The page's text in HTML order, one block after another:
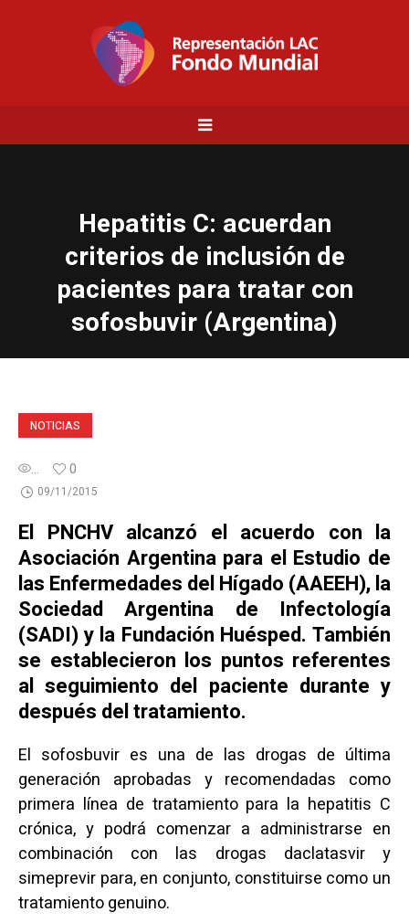
Hepatitis C: acuerdan
criterios de inclusión de
pacientes para tratar con
sofosbuvir (Argentina)
NOTICIAS
... 0
09/11/2015
El PNCHV alcanzó el acuerdo con la
Asociación Argentina para el Estudio de
las Enfermedades del Hígado (AAEEH), la
Sociedad Argentina de Infectología
(SADI) y la Fundación Huésped. También
se establecieron los puntos referentes
al seguimiento del paciente durante y
después del tratamiento.
El sofosbuvir es una de las drogas de última
generación aprobadas y recomendadas como
primera línea de tratamiento para la hepatitis C
crónica, y podrá comenzar a administrarse en
combinación con las drogas daclatasvir y
simeprevir para, en conjunto, constituirse como un
tratamiento genuino.